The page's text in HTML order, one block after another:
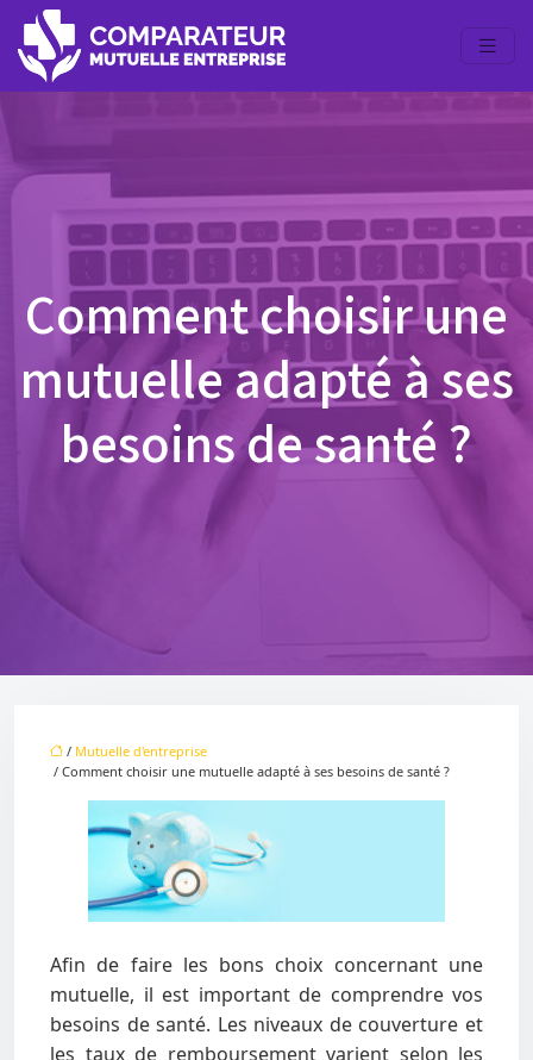
Comment choisir une
mutuelle adapté à ses
besoins de santé ?
/ Mutuelle d'entreprise
/ Comment choisir une mutuelle adapté à ses besoins de santé ?
Afin de faire les bons choix concernant une
mutuelle, il est important de comprendre vos
besoins de santé. Les niveaux de couverture et
les taux de remboursement varient selon les